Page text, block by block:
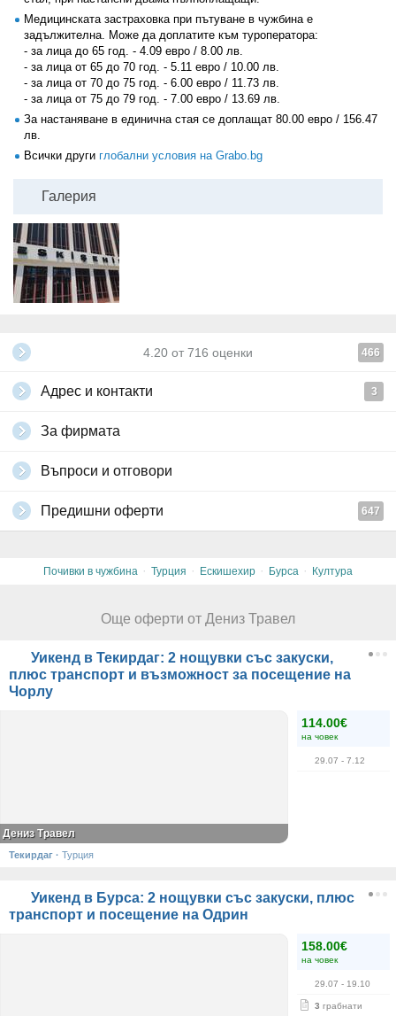
Медицинската застраховка при пътуване в чужбина е
задължителна. Може да доплатите към туроператора:
- за лица до 65 год. - 4.09 евро / 8.00 лв.
- за лица от 65 до 70 год. - 5.11 евро / 10.00 лв.
- за лица от 70 до 75 год. - 6.00 евро / 11.73 лв.
- за лица от 75 до 79 год. - 7.00 евро / 13.69 лв.
За настаняване в единична стая се доплащат 80.00 евро / 156.47
лв.
Всички други глобални условия на Grabo.bg
Галерия
4.20 от 716 оценки 466
Адрес и контакти 3
За фирмата
Въпроси и отговори
Предишни оферти 647
Почивки в чужбина · Турция · Ескишехир · Бурса · Култура
Още оферти от Дениз Травел
Уикенд в Текирдаг: 2 нощувки със закуски,
плюс транспорт и възможност за посещение на
Чорлу
114.00€
на човек
29.07 - 7.12
Дениз Травел
Текирдаг · Турция
Уикенд в Бурса: 2 нощувки със закуски, плюс
транспорт и посещение на Одрин
158.00€
на човек
29.07 - 19.10
3 грабнати